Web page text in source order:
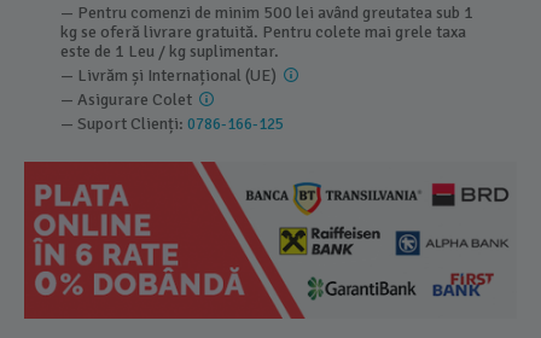
— Pentru comenzi de minim 500 lei având greutatea sub 1
kg se oferă livrare gratuită. Pentru colete mai grele taxa
este de 1 Leu / kg suplimentar.
— Livrăm și Internațional (UE)
— Asigurare Colet
— Suport Clienți:0786-166-125